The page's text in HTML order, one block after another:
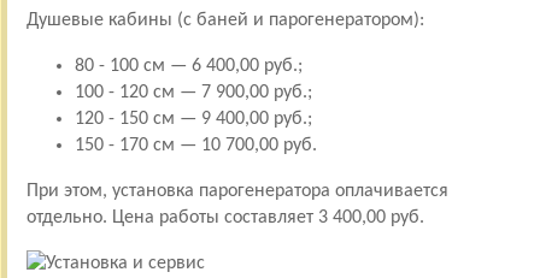
Душевые кабины (с баней и парогенератором):
80 - 100 см — 6 400,00 руб.;
100 - 120 см — 7 900,00 руб.;
120 - 150 см — 9 400,00 руб.;
150 - 170 см — 10 700,00 руб.
При этом, установка парогенератора оплачивается
отдельно. Цена работы составляет 3 400,00 руб.